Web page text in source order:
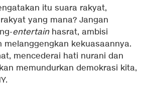
itu suara rakyat,
yang mana? Jangan
entertainhasrat, ambisi
melanggengkan kekuasaannya.
mencederai hati nurani dan
memundurkan demokrasi kita,